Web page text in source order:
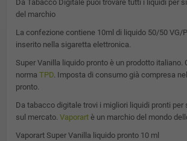
Da Tabacco Digitale puoi trovare tutti i liquidi per
del marchio
La confezione contiene 10ml di liquido 50/50 VG/
inserito nella sigaretta elettronica.
Super Vanilla liquido pronto è un prodotto italiano.
norma TPD. Imposta di consumo già compresa
pronto.
Da tabacco digitale trovi i migliori liquidi pronti per
sul mercato. Vaporart è un marchio del mondo
Vaporart Super Vanilla liquido pronto 10 ml